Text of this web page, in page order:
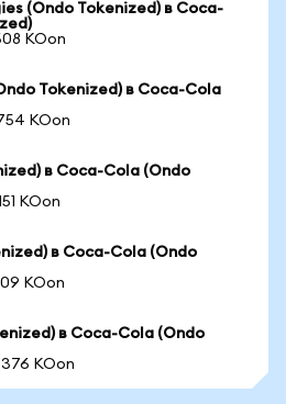
(Ondo Tokenized) в Coca-
KOon
Tokenized) в Coca-Cola
KOon
в Coca-Cola (Ondo
KOon
в Coca-Cola (Ondo
KOon
в Coca-Cola (Ondo
KOon